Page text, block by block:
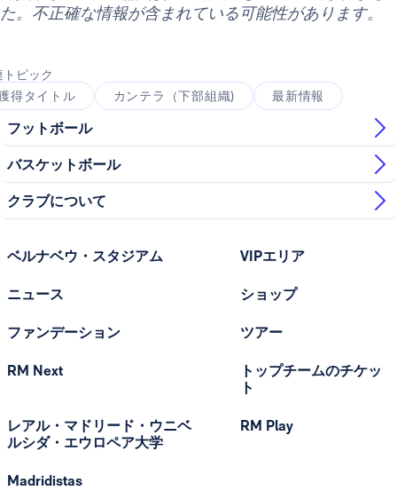
た。不正確な情報が含まれている可能性があります。
トピック
得タイトル
カンテラ（下部組織) 最新情報
フットボール
バスケットボール
クラブについて
ベルナベウ・スタジアム
ニュース
ファンデーション
RM Next
レアル・マドリード・ウニベ
ルシダ・エウロペア大学
Madridistas
VIPエリア
ショップ
ツアー
トップチームのチケッ
ト
RM Play